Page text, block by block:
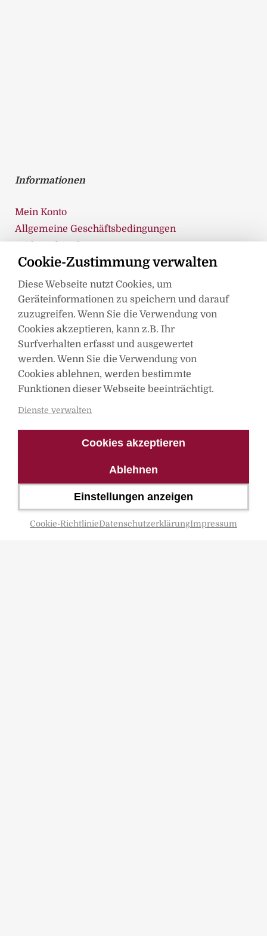
Cookie-Zustimmung verwalten
Diese Webseite nutzt Cookies, um
Geräteinformationen zu speichern und darauf
zuzugreifen. Wenn Sie die Verwendung von
Cookies akzeptieren, kann z.B. Ihr
Surfverhalten erfasst und ausgewertet
werden. Wenn Sie die Verwendung von
Cookies ablehnen, werden bestimmte
Funktionen dieser Webseite beeinträchtigt.
Dienste verwalten
Cookies akzeptieren
Ablehnen
Einstellungen anzeigen
Cookie-RichtlinieDatenschutzerklärungImpressum
Informationen
Mein Konto
Allgemeine Geschäftsbedingungen
Cookie-Richtlinie (EU)
Datenschutz
Impressum
Kontakt
Extras
Shop
Facebook
Über uns